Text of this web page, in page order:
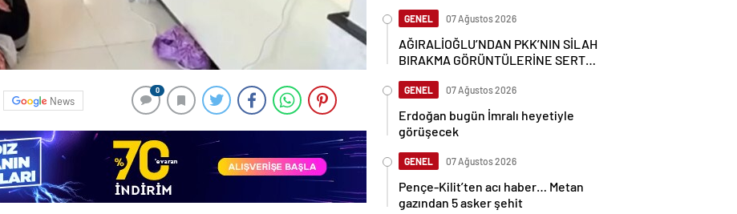
News
0
GENEL 07 Ağustos 2026
AĞIRALİOĞLU’NDAN PKK’NIN SİLAH
BIRAKMA GÖRÜNTÜLERİNE SERT
GENEL 07 Ağustos 2026
Erdoğan bugün İmralı heyetiyle
görüşecek
GENEL 07 Ağustos 2026
Pençe-Kilit’ten acı haber… Metan
gazından 5 asker şehit